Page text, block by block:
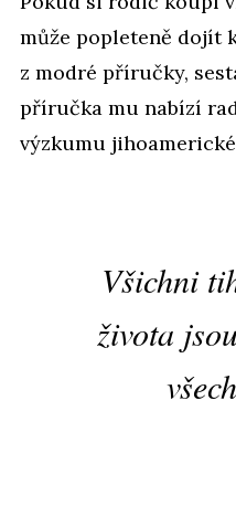
může popleteně dojít
z modré příručky,
příručka mu nabízí
výzkumu
Všichni
života